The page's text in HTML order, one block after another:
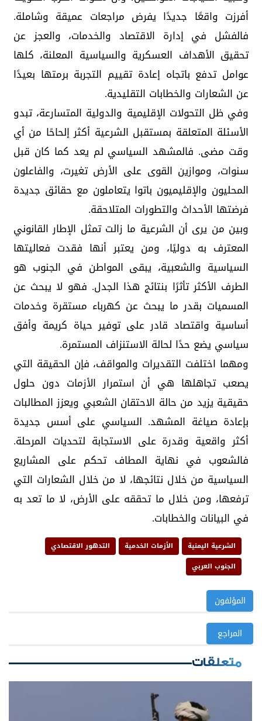
أفرزت واقعًا جديدًا يفرض مراجعات عميقة وشاملة.
فالفشل في إدارة الاقتصاد والخدمات، والعجز عن
تحقيق الأهداف العسكرية والسياسية المعلنة، كلها
عوامل تدفع باتجاه إعادة تقييم التجربة برمتها بعيدًا
عن الشعارات والخطابات التقليدية.
وفي ظل التحولات الإقليمية والدولية المتسارعة، تبدو
الأسئلة المتعلقة بمستقبل الشرعية أكثر إلحاحًا من أي
وقت مضى. فالمشهد السياسي لم يعد كما كان قبل
سنوات، وموازين القوى على الأرض تغيرت، والفاعلون
المحليون والإقليميون باتوا يتعاملون مع حقائق جديدة
فرضتها الأحداث والتطورات المتلاحقة.
وبين من يرى أن الشرعية ما زالت تمثل الإطار القانوني
المعترف به دوليًا، ومن يعتبر أنها فقدت فعاليتها
السياسية والشعبية، يبقى المواطن في الجنوب هو
الطرف الأكثر تأثرًا بنتائج هذا الجدل. فهو لا يبحث عن
المسميات بقدر ما يبحث عن كهرباء مستقرة وخدمات
أساسية واقتصاد قادر على توفير حياة كريمة وأفق
سياسي يضع حدًا لحالة الاستنزاف المستمرة.
ومهما اختلفت التقديرات والمواقف، فإن الحقيقة التي
يصعب تجاهلها هي أن استمرار الأزمات دون حلول
حقيقية يزيد من حالة الاحتقان الشعبي ويعزز المطالبات
بإعادة صياغة المشهد. السياسي على أسس جديدة
أكثر واقعية وقدرة على الاستجابة لتحديات المرحلة.
فالشعوب في نهاية المطاف تحكم على المشاريع
السياسية من خلال نتائجها، لا من خلال الشعارات التي
ترفعها، ومن خلال ما تحققه على الأرض، لا ما تعد به
في البيانات والخطابات.
الشرعية اليمنية الأزمات الخدمية
التدهور الاقتصادي
الجنوب العربي
المؤلفون
المراجع
متعلقات